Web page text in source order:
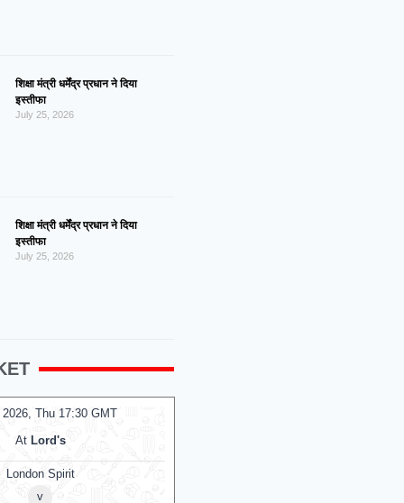
शिक्षा मंत्री धर्मेंद्र प्रधान ने दिया
इस्तीफा
July 25, 2026
शिक्षा मंत्री धर्मेंद्र प्रधान ने दिया
इस्तीफा
July 25, 2026
2026, Thu 14:00 GMT
At Lord's
Spirit Women
v